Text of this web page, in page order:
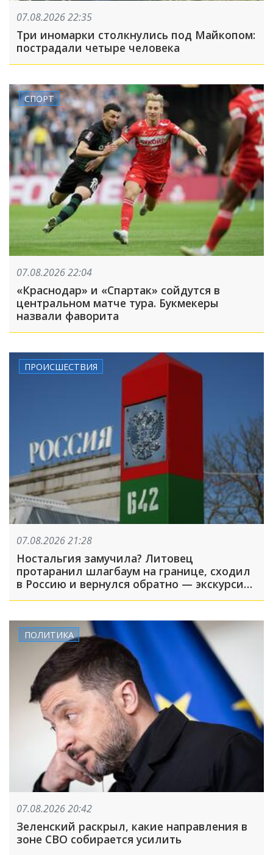
07.08.2026 22:35
Три иномарки столкнулись под Майкопом:
пострадали четыре человека
СПОРТ
07.08.2026 22:04
«Краснодар» и «Спартак» сойдутся в
центральном матче тура. Букмекеры
назвали фаворита
ПРОИСШЕСТВИЯ
07.08.2026 21:28
Ностальгия замучила? Литовец
протаранил шлагбаум на границе, сходил
в Россию и вернулся обратно — экскурсия
ПОЛИТИКА
07.08.2026 20:42
Зеленский раскрыл, какие направления в
зоне СВО собирается усилить